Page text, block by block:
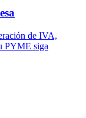
de IVA,
PYME siga